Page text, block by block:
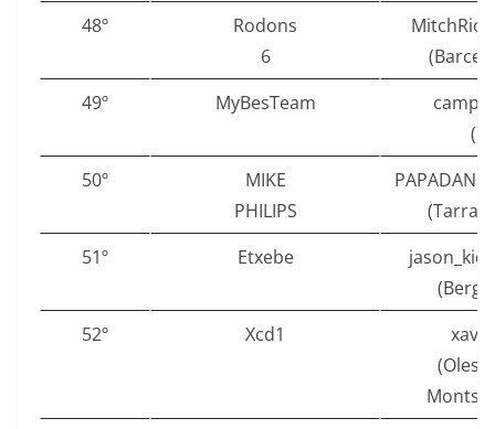
48º
Rodons
6
49º
MyBesTeam
()
50º
MIKE
PHILIPS
51º
Etxebe
52º
Xcd1
(Olesa